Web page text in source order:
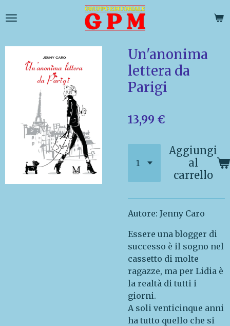
al
principale
Un'anonima
lettera da
Parigi
13,99 €
Aggiungi
al
carrello
Autore: Jenny Caro
Essere una blogger di
successo è il sogno nel
cassetto di molte
ragazze, ma per Lidia è
la realtà di tutti i
giorni.
A soli venticinque anni
ha tutto quello che si